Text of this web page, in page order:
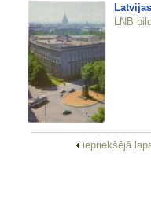
LNB
iepriekšējā